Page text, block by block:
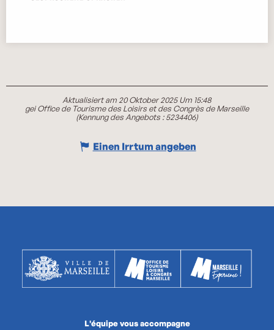
Aktualisiert am 20 Oktober 2025 Um 15:48
gei Office de Tourisme des Loisirs et des Congrès de Marseille
(Kennung des Angebots :5234406)
Einen Irrtum angeben
L'équipe vous accompagne